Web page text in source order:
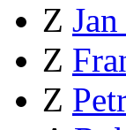
Z
Z
Z